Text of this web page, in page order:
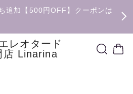
追加【500円OFF】クーポンは
レオタード
店 Linarina